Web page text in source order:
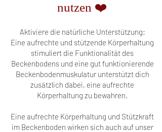
nutzen ❤️
Aktiviere die natürliche Unterstützung:
Eine aufrechte und stützende Körperhaltung
stimuliert die Funktionalität des
Beckenbodens und eine gut funktionierende
Beckenbodenmuskulatur unterstützt dich
zusätzlich dabei, eine aufrechte
Körperhaltung zu bewahren.
Eine aufrechte Körperhaltung und Stützkraft
im Beckenboden wirken sich auch auf unser